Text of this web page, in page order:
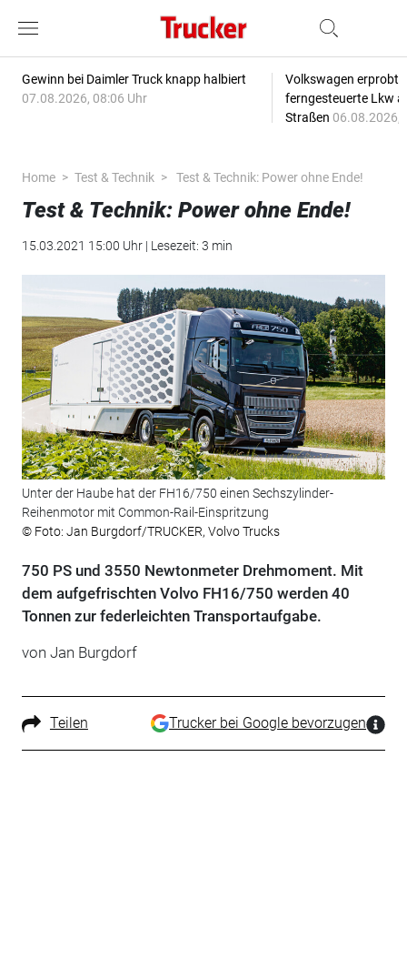
Gewinn bei Daimler Truck knapp halbiert
07.08.2026, 08:06 Uhr
Volkswagen erprobt
ferngesteuerte Lkw
Straßen 06.08.2026,
Home Test & Technik Test & Technik: Power ohne Ende!
Test & Technik: Power ohne Ende!
15.03.2021 15:00 Uhr | Lesezeit: 3 min
Unter der Haube hat der FH16/750 einen Sechszylinder-
Reihenmotor mit Common-Rail-Einspritzung
© Foto: Jan Burgdorf/TRUCKER, Volvo Trucks
750 PS und 3550 Newtonmeter Drehmoment. Mit
dem aufgefrischten Volvo FH16/750 werden 40
Tonnen zur federleichten Transportaufgabe.
von Jan Burgdorf
Teilen Trucker bei Google bevorzugen